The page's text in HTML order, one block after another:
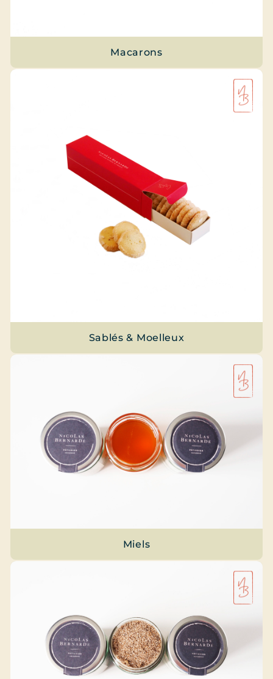
Macarons
Sablés & Moelleux
Miels